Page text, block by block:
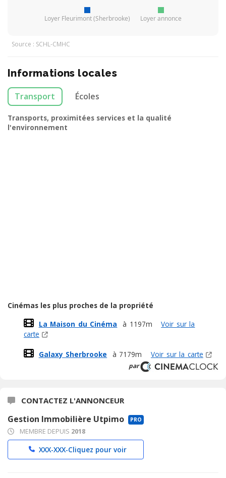
Loyer Fleurimont (Sherbrooke) Loyer annonce
Source : SCHL-CMHC
Informations locales
Transport Écoles
Transports, proximitées services et la qualité
l'environnement
Cinémas les plus proches de la propriété
La Maison du Cinéma
à 1197m
Voir sur la
carte
Galaxy Sherbrooke à 7179m Voir sur la carte
par
CONTACTEZ L'ANNONCEUR
Gestion Immobilière Utpimo PRO
MEMBRE DEPUIS 2018
XXX-XXX-Cliquez pour voir